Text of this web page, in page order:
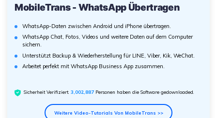
MobileTrans - WhatsApp Übertragen
WhatsApp-Daten zwischen Android und iPhone übertragen.
WhatsApp Chat, Fotos, Videos und weitere Daten auf dem Computer
sichern.
Unterstützt Backup & Wiederherstellung für LINE, Viber, Kik, WeChat.
Arbeitet perfekt mit WhatsApp Business App zusammen.
Sicherheit Verifiziert.3,002,887 Personen haben die Software gedownloaded.
Weitere Video-Tutorials Von MobileTrans >>